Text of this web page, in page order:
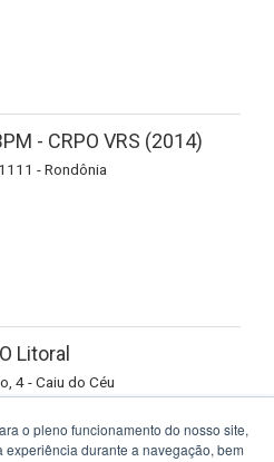
- CRPO VRS (2014)
- Rondônia
Litoral
4 - Caiu do Céu
o pleno funcionamento do nosso site,
durante a navegação, bem